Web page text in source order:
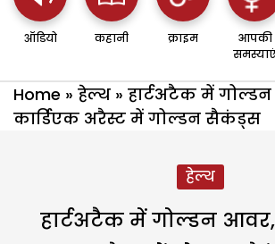
ऑडियो कहानी क्राइम
आपकी
समस्याएं
Home » हेल्थ » हार्टअटैक में
कार्डिएक अरैस्ट में गोल्डन सैकंड्स
हेल्थ
हार्टअटैक में गोल्डन आवर,